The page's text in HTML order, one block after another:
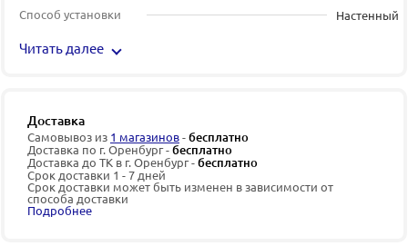
Способ установки
Настенный
Читать далее
Доставка
Самовывоз из 1 магазинов-бесплатно
Доставка по г. Оренбург -бесплатно
Доставка до ТК в г. Оренбург -бесплатно
Срок доставки 1 - 7 дней
Срок доставки может быть изменен в зависимости от
способа доставки
Подробнее